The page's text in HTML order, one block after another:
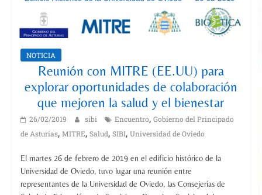
NOTICIA
Reunión con MITRE (EE.UU) para
explorar oportunidades de colaboración
que mejoren la salud y el bienestar
26/02/2019 sibi Encuentro, Gobierno del Principado
de Asturias, MITRE, Salud, SIBI, Universidad de Oviedo
El martes 26 de febrero de 2019 en el edificio histórico de la
Universidad de Oviedo, tuvo lugar una reunión entre
representantes de la Universidad de Oviedo, las Consejerías de